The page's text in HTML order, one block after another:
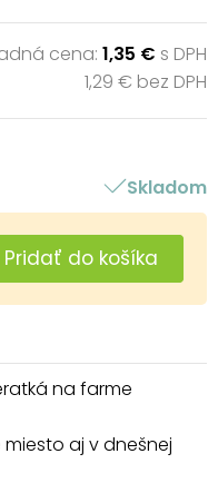
cena: 1,35 € s DPH
1,29 € bez DPH
Skladom
Pridať do košíka
na farme
aj v dnešnej